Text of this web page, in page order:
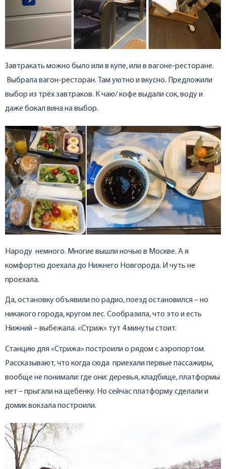
Завтракать можно было или в купе, или в вагоне-ресторане.
Выбрала вагон-ресторан. Там уютно и вкусно. Предложили
выбор из трёх завтраков. К чаю/ кофе выдали сок, воду и
даже бокал вина на выбор.
Народу немного. Многие вышли ночью в Москве. А я
комфортно доехала до Нижнего Новгорода. И чуть не
проехала.
Да, остановку объявили по радио, поезд остановился – но
никакого города, кругом лес. Сообразила, что это и есть
Нижний – выбежала. «Стриж» тут 4 минуты стоит.
Станцию для «Стрижа» построили о рядом с аэропортом.
Рассказывают, что когда сюда приехали первые пассажиры,
вообще не понимали: где они: деревья, кладбище, платформы
нет – прыгали на щебенку. Но сейчас платформу сделали и
домик вокзала построили.